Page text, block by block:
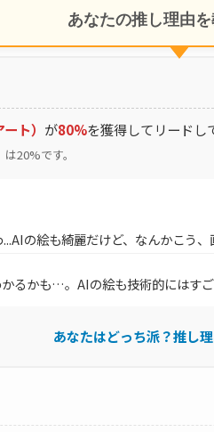
あなたの推し理由を
ト） が80%を獲得してリードし
は20%です。
の絵も綺麗だけど、なんかこう、
るかも…。AIの絵も技術的にはすご
あなたはどっち派？推し